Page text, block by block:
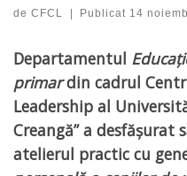
de CFCL Publicat 14
Departamentul
primardin cadrul
Leadership al
Creangă” a desfășurat
atelierul practic cu